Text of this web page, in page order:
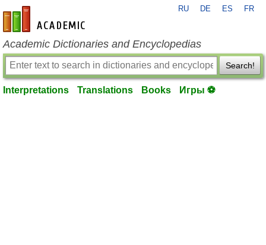
en-academic.com
RU DE ES FR
Academic Dictionaries and Encyclopedias
Search!
Interpretations Translations Books Игры ⚽